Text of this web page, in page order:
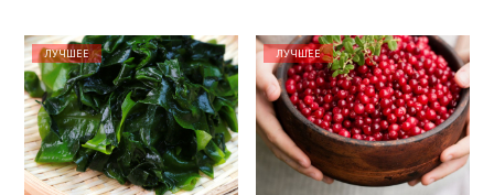
ЛУЧШЕЕ ЛУЧШЕЕ